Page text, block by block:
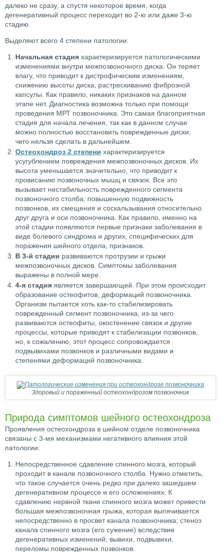
далеко не сразу, а спустя некоторое время, когда
дегенеративный процесс переходит во 2-ю или даже 3-ю
стадию.
Выделяют всего 4 степени патологии:
Начальная стадия характеризируется патологическими
изменениями внутри межпозвоночного диска. Он теряет
влагу, что приводит к дистрофическим изменениям,
снижению высоты диска, растрескиванию фиброзной
капсулы. Как правило, никаких признаков на данном
этапе нет. Диагностика возможна только при помощи
проведения МРТ позвоночника. Это самая благоприятная
стадия для начала лечения, так как в данном случае
можно полностью восстановить поврежденные диски,
чего нельзя сделать в дальнейшем.
Остеохондроз 2 степени характеризируется
усугублением повреждения межпозвоночных дисков. Их
высота уменьшается значительно, что приводит к
провисанию позвоночных мышц и связок. Все это
вызывает нестабильность поврежденного сегмента
позвоночного столба, повышенную подвижность
позвонков, их смещения и соскальзывания относительно
друг друга и оси позвоночника. Как правило, именно на
этой стадии появляются первые признаки заболевания в
виде болевого синдрома и других, специфических для
поражения шейного отдела, признаков.
В 3-й стадии развиваются протрузии и грыжи
межпозвоночных дисков. Симптомы заболевания
выражены в полной мере.
4-я стадия является завершающей. При этом происходит
образование остеофитов, деформаций позвоночника.
Организм пытается хоть как-то стабилизировать
поврежденный сегмент позвоночника, из-за чего
развиваются остеофиты, окостенение связок и другие
процессы, которые приводят к стабилизации позвонков,
но, к сожалению, этот процесс сопровождается
подвывихами позвонков и различными видами и
степенями деформаций позвоночника.
Здоровый и пораженный остеохондрозом позвоночник
Природа симптомов шейного остеохондроза
Проявления остеохондроза в шейном отделе позвоночника
связаны с 3-мя механизмами негативного влияния этой
патологии:
Непосредственное сдавление спинного мозга, который
проходит в канале позвоночного столба. Нужно отметить,
что такое случается очень редко при далеко зашедшем
дегенеративном процессе и его осложнениях. К
сдавлению нервной ткани спинного мозга может привести
большая межпозвоночная грыжа, которая выпячивается
непосредственно в просвет канала позвоночника; стеноз
канала спинного мозга (его сужение) вследствие
дегенеративных изменений; вывихи, подвывихи,
переломы поврежденных позвонков.